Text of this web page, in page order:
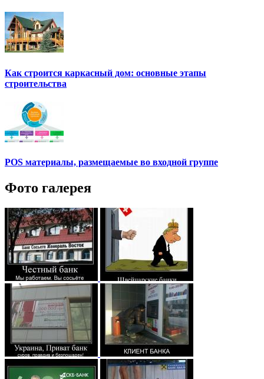
Как строится каркасный дом: основные этапы
строительства
POS материалы, размещаемые во входной группе
Фото галерея